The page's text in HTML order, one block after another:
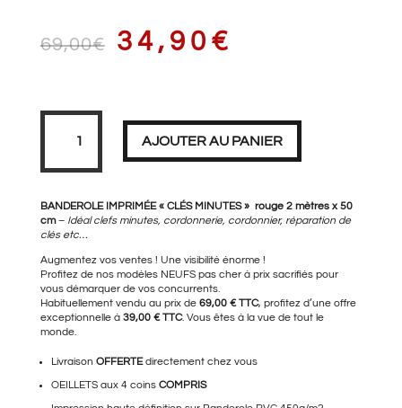
69,00€ LE
PRIX
INITIAL
ÉTAIT :
69,00€.
34,90 €
PRIX
ACTUEL
EST :
quantité
Banderole
AJOUTER AU PANIER
BANDEROLE IMPRIMÉE « CLÉS MINUTES » rouge 2 mètres x 50
cm– Idéal clefs minutes, cordonnerie, cordonnier, réparation de
clés etc…
Augmentez vos ventes ! Une visibilité énorme !
Profitez de nos modèles NEUFS pas cher à prix sacrifiés pour
vous démarquer de vos concurrents.
Habituellement vendu au prix de 69,00 € TTC, profitez d’une offre
exceptionnelle à 39,00 € TTC. Vous êtes à la vue de tout le
monde.
Livraison OFFERTEdirectement chez vous
OEILLETS aux 4 coins COMPRIS